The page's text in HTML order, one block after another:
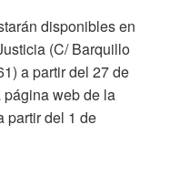
disponibles en
(C/ Barquillo
a partir del 27 de
web de la
partir del 1 de